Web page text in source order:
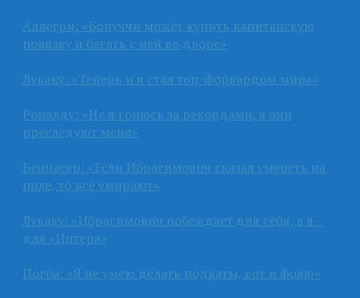
Аллегри: «Бонуччи может купить капитанскую
повязку и бегать с ней во дворе»
Лукаку: «Теперь и я стал топ-форвардом мира»
Роналду: «Не я гонюсь за рекордами, а они
преследуют меня»
Беннасер: «Если Ибрагимович сказал умереть на
поле, то все умирают»
Лукаку: «Ибрагимович побеждает для себя, а я –
для «Интера»
Погба: «Я не умею делать подкаты, вот и фолю»